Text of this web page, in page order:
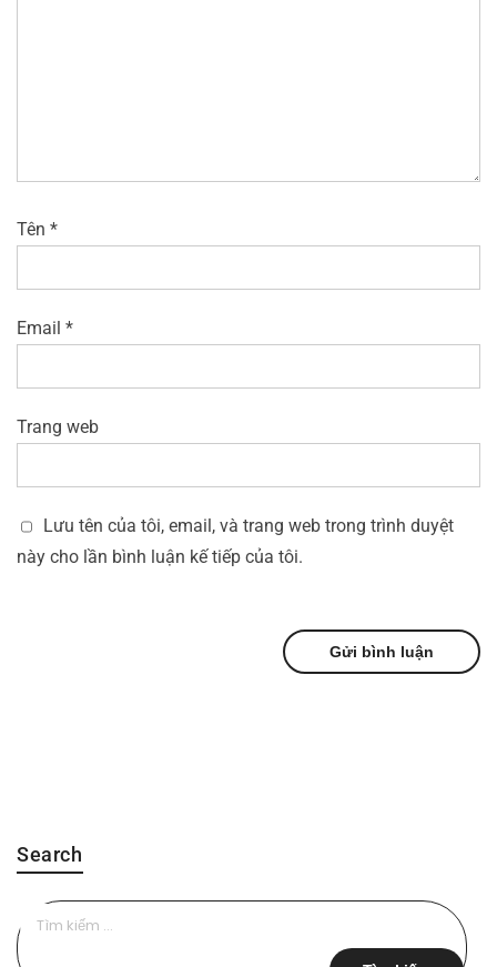
Tên *
Email *
Trang web
Lưu tên của tôi, email, và trang web trong trình duyệt
này cho lần bình luận kế tiếp của tôi.
Search
Tìm